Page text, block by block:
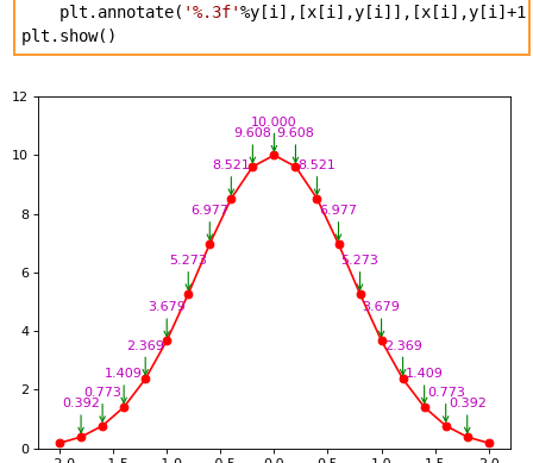
plt.annotate( '%.3f'
plt.show()